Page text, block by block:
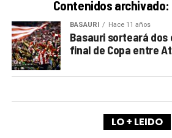
Contenidos
BASAURI Hace 11 años
Basauri sorteará
final de Copa entre
LO + LEIDO